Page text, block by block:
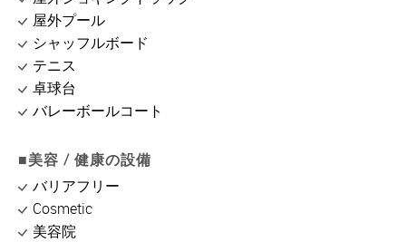
屋外プール
シャッフルボード
テニス
卓球台
バレーボールコート
■美容 / 健康の設備
バリアフリー
Cosmetic
美容院